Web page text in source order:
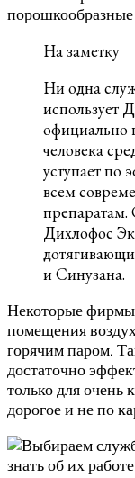
порошкообразные
На заметку
Ни одна
использует
официально
человека
уступает по
всем
Дихлофос
и Синузана.
Некоторые фирмы
помещения
горячим паром.
достаточно
только для
дорогое и не по